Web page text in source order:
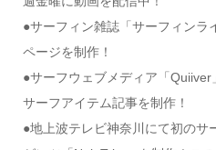
●サーフィン雑誌「サーフィンラ
ページを制作！
●サーフウェブメディア「Quiiver
サーフアイテム記事を制作！
●地上波テレビ神奈川にて初のサ